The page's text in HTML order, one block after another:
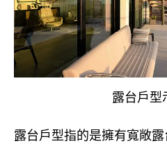
露台戶型
露台戶型指的是擁有寬敞